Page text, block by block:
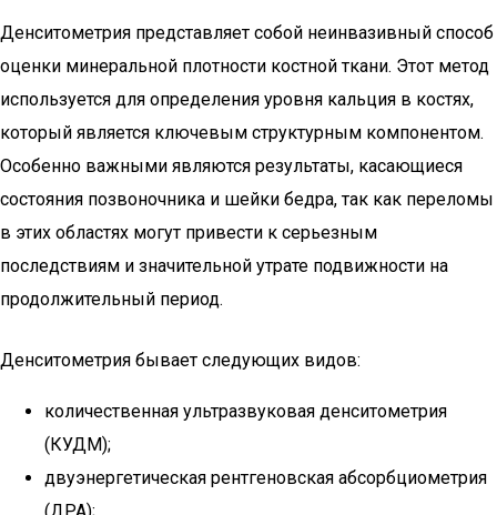
Денситометрия представляет собой неинвазивный способ
оценки минеральной плотности костной ткани. Этот метод
используется для определения уровня кальция в костях,
который является ключевым структурным компонентом.
Особенно важными являются результаты, касающиеся
состояния позвоночника и шейки бедра, так как переломы
в этих областях могут привести к серьезным
последствиям и значительной утрате подвижности на
продолжительный период.
Денситометрия бывает следующих видов:
количественная ультразвуковая денситометрия
(КУДМ);
двуэнергетическая рентгеновская абсорбциометрия